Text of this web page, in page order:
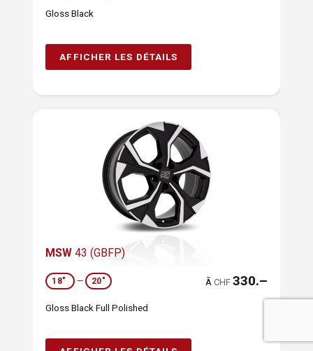
Gloss Black
AFFICHER LES DÉTAILS
MSW 43 (GBFP)
18" — 20" ÃCHF 330.–
Gloss Black Full Polished